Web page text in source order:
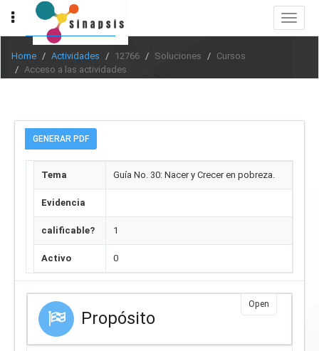
Toggle
Home Actividades 12766 Soluciones
Cursos
Acceso a las actividades
GENERAR PDF
Tema Guía No. 30: Nacer y Crecer en pobreza.
Evidencia
calificable? 1
Activo 0
Propósito
Open